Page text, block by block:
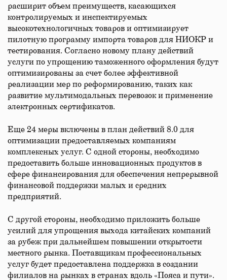
расширит объем преимуществ, касающихся
контролируемых и инспектируемых
высокотехнологичных товаров и оптимизирует
пилотную программу импорта товаров для НИОКР и
тестирования. Согласно новому плану действий
услуги по упрощению таможенного оформления будут
оптимизированы за счет более эффективной
реализации мер по реформированию, таких как
развитие мультимодальных перевозок и применение
электронных сертификатов.
Еще 24 меры включены в план действий 8.0 для
оптимизации предоставляемых компаниям
комплексных услуг. С одной стороны, необходимо
предоставить больше инновационных продуктов в
сфере финансирования для обеспечения непрерывной
финансовой поддержки малых и средних
предприятий.
С другой стороны, необходимо приложить больше
усилий для упрощения выхода китайских компаний
за рубеж при дальнейшем повышении открытости
местного рынка. Поставщикам профессиональных
услуг будет предоставлена поддержка в создании
филиалов на рынках в странах вдоль «Пояса и пути».